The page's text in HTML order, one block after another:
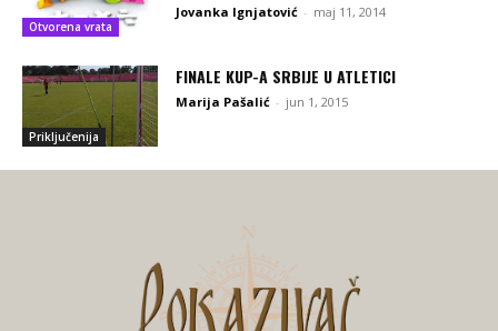
Otvorena vrata
Jovanka Ignjatović - maj 11, 2014
Priključenija
FINALE KUP-A SRBIJE U ATLETICI
Marija Pašalić - jun 1, 2015